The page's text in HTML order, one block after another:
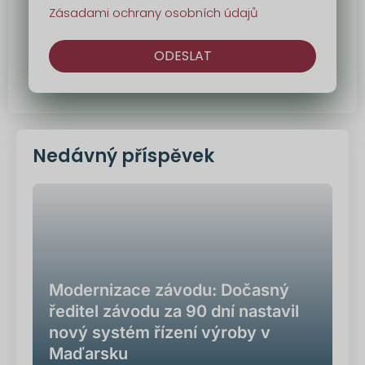
Zásadami ochrany osobních údajů
ODESLAT
Nedávný příspěvek
Modernizace závodu: Dočasný
ředitel závodu za 90 dní nastavil
nový systém řízení výroby v
Maďarsku